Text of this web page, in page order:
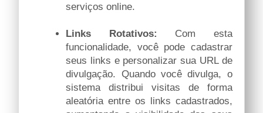
serviços online.
Links Rotativos: Com esta
funcionalidade, você pode cadastrar
seus links e personalizar sua URL de
divulgação. Quando você divulga, o
sistema distribui visitas de forma
aleatória entre os links cadastrados,